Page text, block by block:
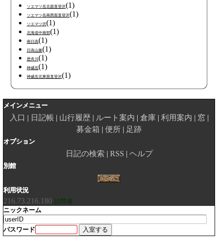
ソエマツ岳北面直登沢(1)
ソエマツ岳南西面直登沢(1)
ソエマツ沢(1)
北海道中南部(1)
南日高(1)
日高山脈(1)
歴舟川(1)
神威岳(1)
神威岳北東面直登沢(1)
メインメニュー
入口 日記帳 山行履歴 ルート案内 倉庫 利用案内
窓
募金箱
便所 足跡
オプション
日記の検索 RSS ヘルプ
別館
利用状況
216.73.216.180 訪問者
ニックネーム
パスワード